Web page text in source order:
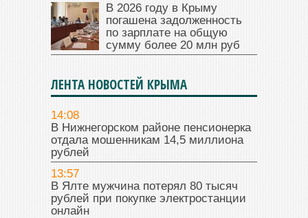
В 2026 году в Крыму
погашена задолженность
по зарплате на общую
сумму более 20 млн руб
ЛЕНТА НОВОСТЕЙ КРЫМА
14:08
В Нижнегорском районе пенсионерка
отдала мошенникам 14,5 миллиона
рублей
13:57
В Ялте мужчина потерял 80 тысяч
рублей при покупке электростанции
онлайн